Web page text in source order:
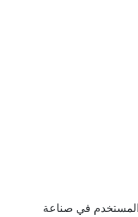
الذهب المستخدم في صناعة